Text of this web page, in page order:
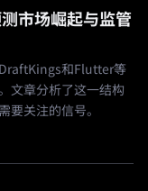
市场崛起与监管
和Flutter等
文章分析了这一结构
要关注的信号。